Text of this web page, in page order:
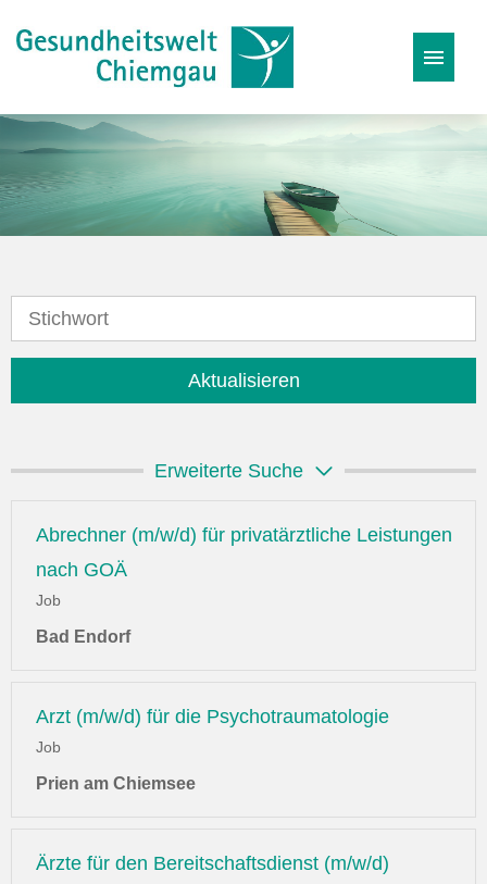
Stellenangebote
Karriereseite
Aktualisieren
Erweiterte Suche
Abrechner (m/w/d) für privatärztliche Leistungen
nach GOÄ
Job
Bad Endorf
Arzt (m/w/d) für die Psychotraumatologie
Job
Prien am Chiemsee
Ärzte für den Bereitschaftsdienst (m/w/d)